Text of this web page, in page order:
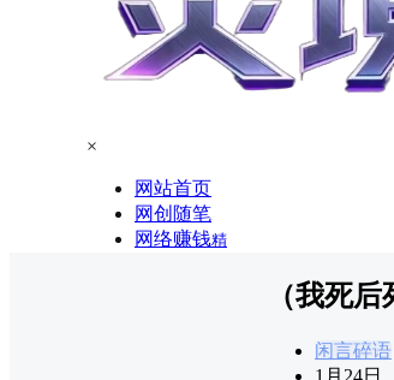
×
网站首页
网创随笔
网络赚钱精
（我死
闲言碎语
1月24日